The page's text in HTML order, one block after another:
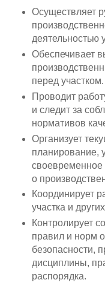
Осуществляет
деятельностью
Обеспечивает
перед участком.
Проводит
и следит за
нормативов
Организует
планирование,
своевременное
о
Координирует
участка и
Контролирует
правил и норм
безопасности,
дисциплины,
распорядка.